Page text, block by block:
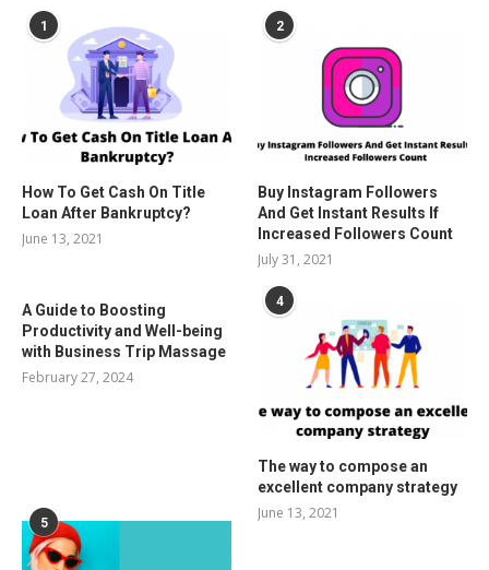
1
How To Get Cash On Title
Loan After Bankruptcy?
June 13, 2021
2
Buy Instagram Followers
And Get Instant Results If
Increased Followers Count
July 31, 2021
A Guide to Boosting
Productivity and Well-being
with Business Trip Massage
February 27, 2024
4
The way to compose an
excellent company strategy
June 13, 2021
5